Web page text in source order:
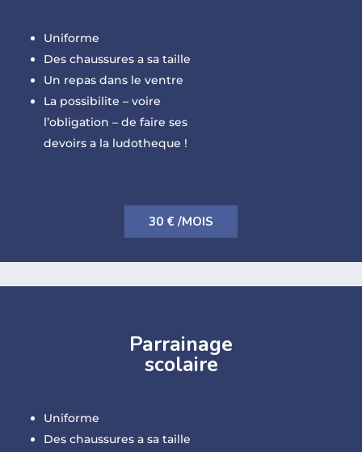
Uniforme
Des chaussures a sa taille
Un repas dans le ventre
La possibilite – voire
l’obligation – de faire ses
devoirs a la ludotheque !
30 € /MOIS
Parrainage
scolaire
Uniforme
Des chaussures a sa taille